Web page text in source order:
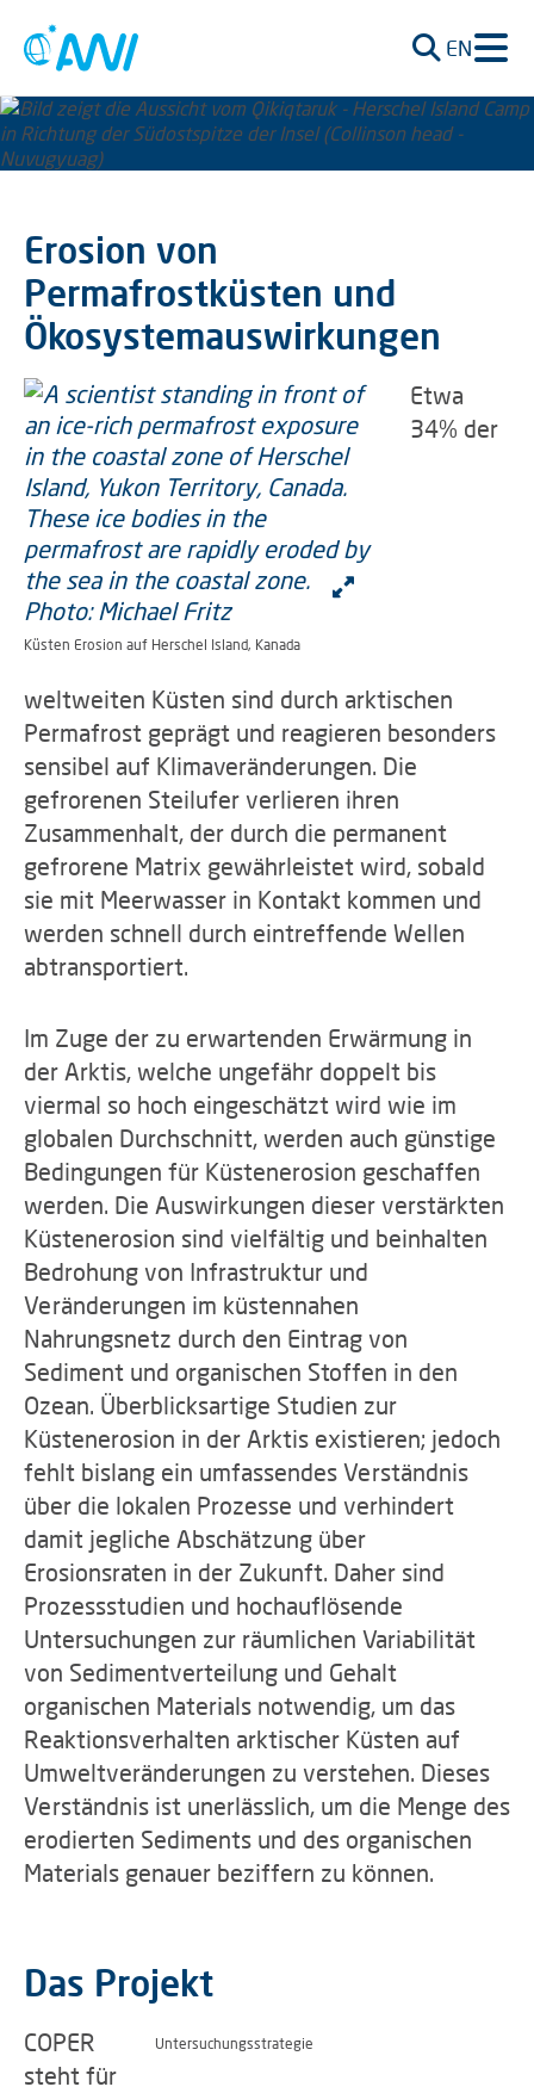
EN
Erosion von
Permafrostküsten und
Ökosystemauswirkungen
Küsten Erosion auf Herschel Island, Kanada
Etwa
34% der
weltweiten Küsten sind durch arktischen
Permafrost geprägt und reagieren besonders
sensibel auf Klimaveränderungen. Die
gefrorenen Steilufer verlieren ihren
Zusammenhalt, der durch die permanent
gefrorene Matrix gewährleistet wird, sobald
sie mit Meerwasser in Kontakt kommen und
werden schnell durch eintreffende Wellen
abtransportiert.
Im Zuge der zu erwartenden Erwärmung in
der Arktis, welche ungefähr doppelt bis
viermal so hoch eingeschätzt wird wie im
globalen Durchschnitt, werden auch günstige
Bedingungen für Küstenerosion geschaffen
werden. Die Auswirkungen dieser verstärkten
Küstenerosion sind vielfältig und beinhalten
Bedrohung von Infrastruktur und
Veränderungen im küstennahen
Nahrungsnetz durch den Eintrag von
Sediment und organischen Stoffen in den
Ozean. Überblicksartige Studien zur
Küstenerosion in der Arktis existieren; jedoch
fehlt bislang ein umfassendes Verständnis
über die lokalen Prozesse und verhindert
damit jegliche Abschätzung über
Erosionsraten in der Zukunft. Daher sind
Prozessstudien und hochauflösende
Untersuchungen zur räumlichen Variabilität
von Sedimentverteilung und Gehalt
organischen Materials notwendig, um das
Reaktionsverhalten arktischer Küsten auf
Umweltveränderungen zu verstehen. Dieses
Verständnis ist unerlässlich, um die Menge des
erodierten Sediments und des organischen
Materials genauer beziffern zu können.
Das Projekt
Untersuchungsstrategie
COPER
steht für